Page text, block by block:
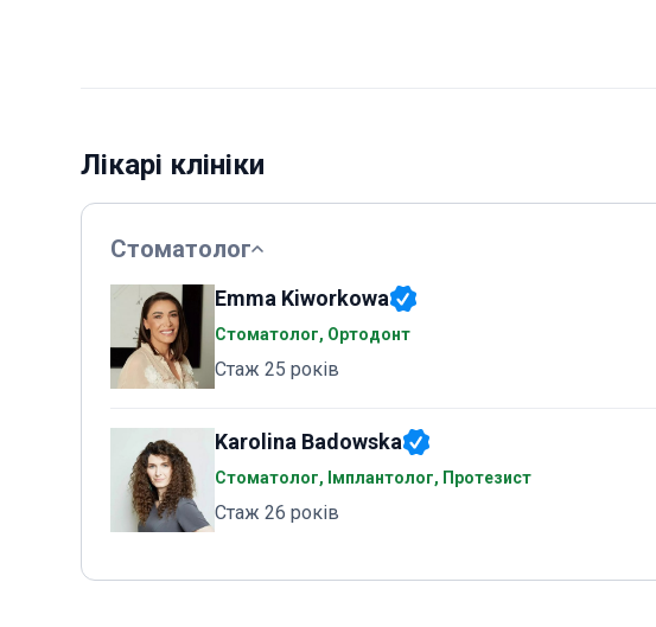
Лікарі клініки
Стоматолог
Emma Kiworkowa
Стоматолог, Ортодонт
Стаж 25 років
Karolina Badowska
Стоматолог, Імплантолог, Протезист
Стаж 26 років